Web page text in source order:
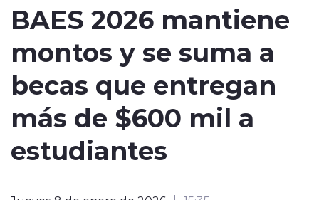
Deportes
Internacional
BAES 2026 mantiene
montos y se suma a
becas que entregan
más de $600 mil a
estudiantes